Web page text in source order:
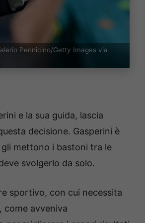
Pennicino/Getty Images via
e la sua guida, lascia
decisione. Gasperini è
mettono i bastoni tra le
svolgerlo da solo.
sportivo, con cui necessita
come avveniva